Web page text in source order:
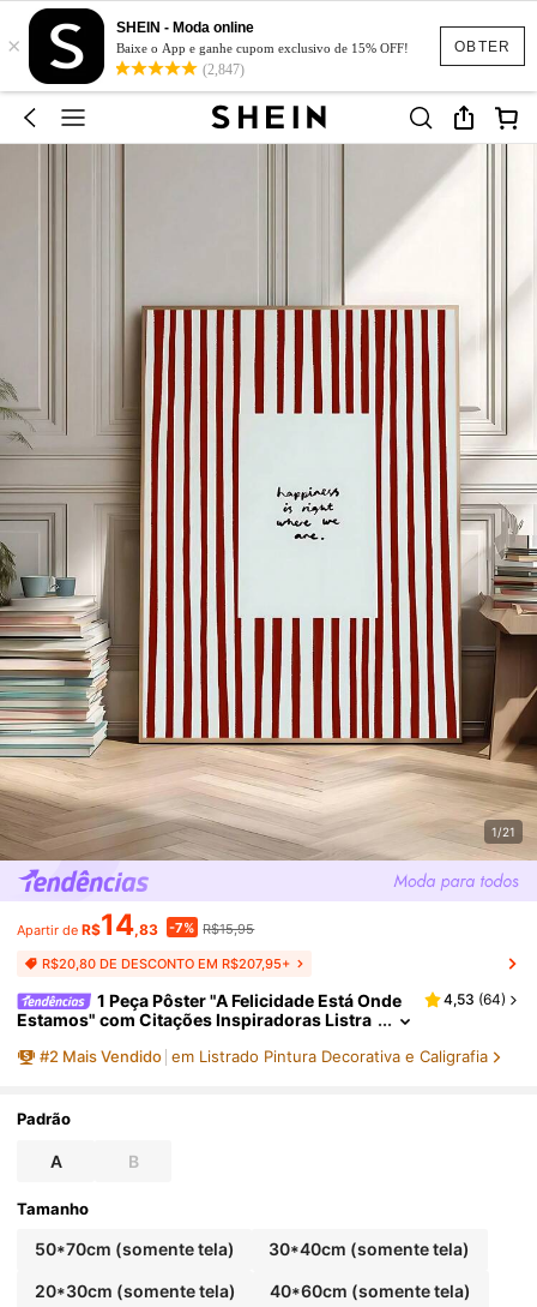
OBTER
×
SHEIN - Moda online
Baixe o App e ganhe cupom exclusivo de 15% OFF!
(2,847)
1/21
Apartir de R$14,83 -7% R$15,95
R$20,80 DE DESCONTO EM R$207,95+
1 Peça Pôster "A Felicidade Está Onde
Estamos" com Citações Inspiradoras Listra
equado para Quarto, Sala de Estar, Apartament
ede em Tela, Pôsteres, Arte de Parede com Mold
4,53 (64)
#2 Mais Vendido em Listrado Pintura Decorativa e Caligrafia
Padrão
A B
Tamanho
50*70cm (somente tela) 30*40cm (somente tela)
20*30cm (somente tela) 40*60cm (somente tela)